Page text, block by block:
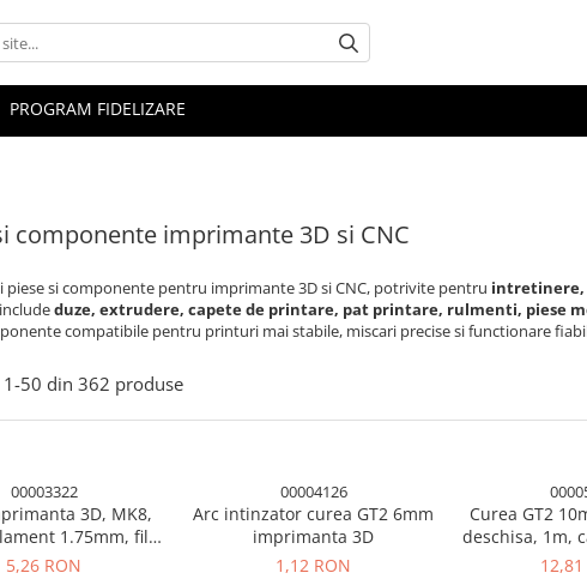
PROGRAM FIDELIZARE
componente imprimante 3D si CNC
piese si componente pentru imprimante 3D si CNC, potrivite pentru intretinere,
duze, extrudere, capete de printare, pat printare, rulmenti, piese
compatibile pentru printuri mai stabile, miscari precise si functionare
1-50 din 362 produse
00003322
3D, MK8,
1.75mm, filet
M6, alama
5,26 RON
00004126
Arc intinzator curea GT2 6mm
imprimanta 3D
1,12 RON
Curea GT2
deschisa, 1m,